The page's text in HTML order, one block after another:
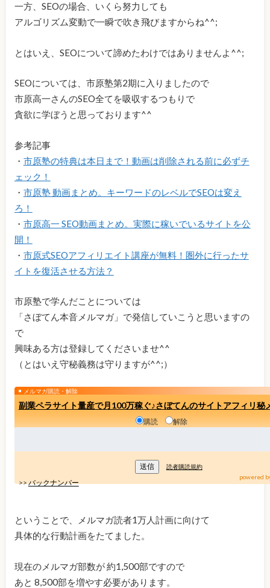
一方、SEOの場合、いくら努力しても
アルゴリズム変動で一瞬で吹き飛びますからね^^;
とはいえ、SEOについて諦めたわけではありませんよ^^;
SEOについては、市原塾第2期に入りましたので
市原高一さんのSEO全てを吸収するつもりで
貪欲に学ぼうと思っております^^
参考記事
・ 市原塾の特典は本日まで！動画は削除される前に必ずチ
ェック！
・ 市原塾 動画まとめ。キーワードのレベルでSEOは変え
ろ！
・ 市原高一 SEO動画まとめ。実際に稼いでいるサイトを公
開！
・ 市原式SEOアフィリエイト講座が無料！圏外に行ったサ
イトを復活させる方法？
市原塾で学んだことについては
「さぼてん本音メルマガ」で発信していこうと思いますの
で
興味ある方は登録してくださいませ^^
（とはいえ守秘義務は守りますが^^;）
メルマガ購読・解除
副業ペラサイト量産で月100万稼ぐ♪さぼてんのサイトアフィリ
購読 解除
読者購読規約
>>バックナンバー
powered
ということで、メルマガ読者1万人計画に向けて
具体的な行動計画をたてました。
現在のメルマガ部数が 約1,500部ですので
あと 8,500部を増やす必要があります。